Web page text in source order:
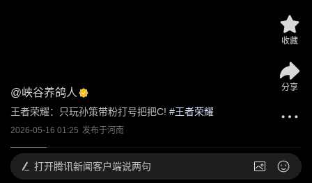
@峡谷养鸽人
王者荣耀：只玩孙策带粉打号把把C! #王者荣耀
2026-05-16 01:25 发布于河南
收藏
分享
打开腾讯新闻客户端说两句